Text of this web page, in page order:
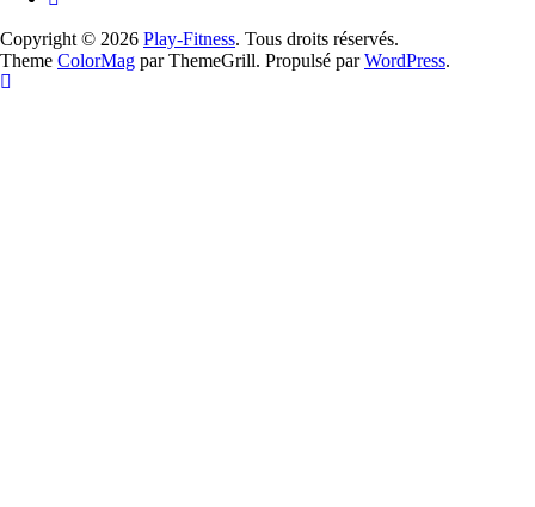
Copyright © 2026 Play-Fitness. Tous droits réservés.
Theme ColorMag par ThemeGrill. Propulsé parWordPress.